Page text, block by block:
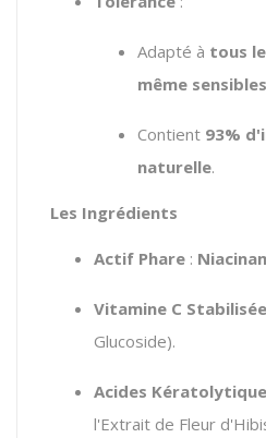
Adapté à tous
même sensibles
Contient 93%
naturelle.
Les Ingrédients
Actif Phare :
Vitamine C
Glucoside).
Acides
l'Extrait de Fleur